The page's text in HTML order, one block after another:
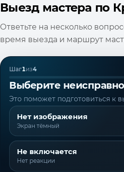
Выезд мастера по
Ответьте на несколько
время выезда и маршрут
Шаг1из4
Выберите
Это поможет подготовиться к
Нет изображения
Экран тёмный
Не включается
Нет реакции